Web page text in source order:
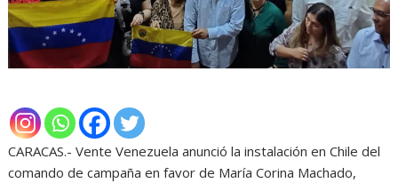
CARACAS.- Vente Venezuela anunció la instalación en Chile del
comando de campaña en favor de María Corina Machado,